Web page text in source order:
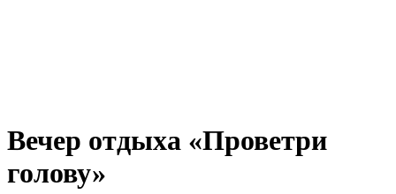
Вечер отдыха «Проветри
голову»